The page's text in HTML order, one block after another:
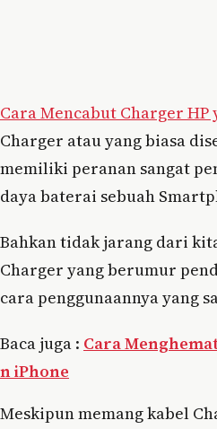
Cara Mencabut Charger HP
Charger atau yang biasa
memiliki peranan sangat
daya baterai sebuah
Bahkan tidak jarang dari
Charger yang berumur
cara penggunaannya yang
Baca juga : Cara
n iPhone
Meskipun memang kabel